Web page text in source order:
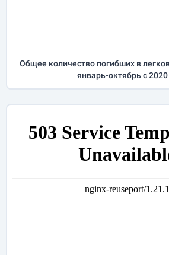
Общее количество погибших в
январь-октябрьс